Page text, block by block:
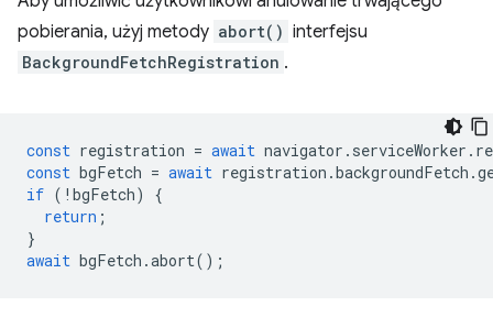
pobierania, użyj metody abort() interfejsu
BackgroundFetchRegistration .
const registration = await navigator . serviceWorker .
const bgFetch = await registration .backgroundFetch .
if ( ! bgFetch)
{
return ;
}
await bgFetch .abort();